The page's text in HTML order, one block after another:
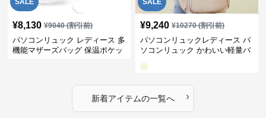
SALE
¥8,130 ¥9040(割引前)
パソコンリュック レディース 多
機能マザーズバッグ 保温ポケッ
SALE
¥9,240 ¥10270(割引前)
パソコンリュックレディース パ
ソコンリュック かわいい軽量バ
新着アイテムの一覧へ ›